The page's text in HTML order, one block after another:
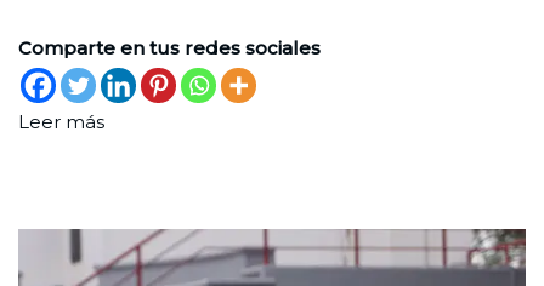
Comparte en tus redes sociales
Leer más